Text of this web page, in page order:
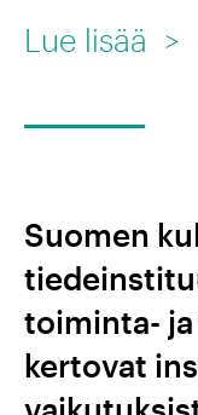
a
v
i
e
e
n
p
Lue lisää
i
t
u
u
>
Suomen
toiminta-
kertovat